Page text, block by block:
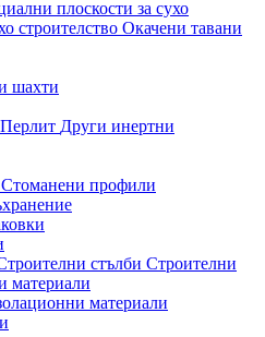
плоскости за сухо
строителство Окачени тавани
шахти
Перлит Други инертни
Стоманени профили
стълби Строителни
материали
материали